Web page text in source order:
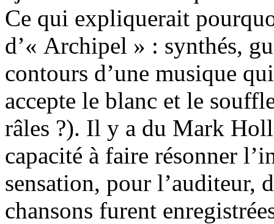
Ce qui expliquerait
d’« Archipel » : synthés,
contours d’une musique
accepte le blanc et le
râles ?). Il y a du Mark
capacité à faire résonner
sensation, pour l’auditeur,
chansons furent